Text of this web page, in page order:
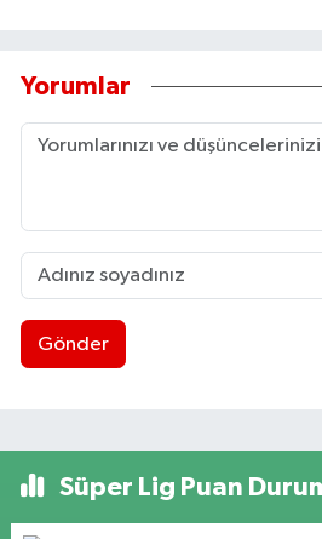
Yorumlar
Gönder
Süper Lig Puan